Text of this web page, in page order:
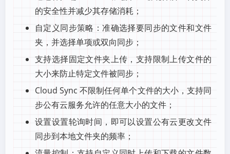
的安全性并减少其存储消耗；
自定义同步策略：准确选择要同步的文件和文件
夹，并选择单项或双向同步；
支持选择固定文件夹上传，支持限制上传文件的
大小来防止特定文件被同步；
Cloud Sync 不限制任何单个文件的大小，支持同
步公有云服务允许的任意大小的文件；
设置设置轮询时间，即可以设置公有云更改文件
同步到本地文件夹的频率；